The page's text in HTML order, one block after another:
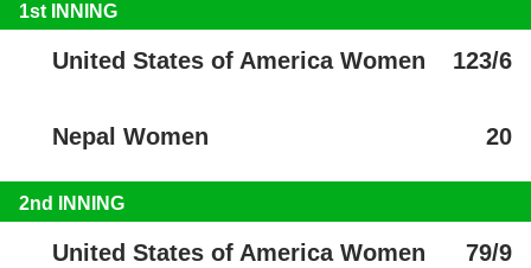
1st INNING
United States of America Women 123/6
Nepal Women 20
2nd INNING
United States of America Women 79/9